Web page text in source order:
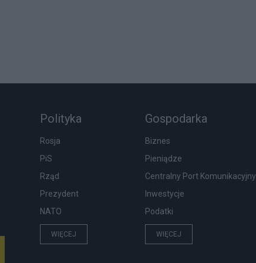
Polityka
Rosja
PiS
Rząd
Prezydent
NATO
WIĘCEJ
Gospodarka
Biznes
Pieniądze
Centralny Port Komunikacyjny
Inwestycje
Podatki
WIĘCEJ